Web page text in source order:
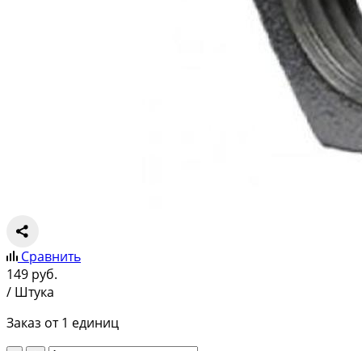
Сравнить
149 руб.
/ Штука
Заказ от 1 единиц